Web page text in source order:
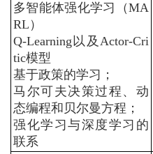
多智能体强化学习（MA
RL ）
Q-Learning 以及 Actor-Cri
tic模型
基于政策的学习；
马尔可夫决策过程、动
态编程和贝尔曼方程；
强化学习与深度学习的
联系